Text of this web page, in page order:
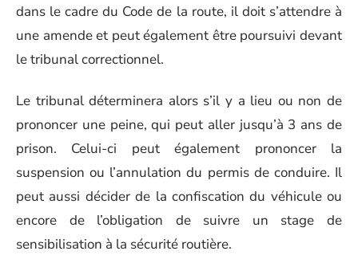
dans le cadre du Code de la route, il doit s’attendre à
une amende et peut également être poursuivi devant
le tribunal correctionnel.
Le tribunal déterminera alors s’il y a lieu ou non de
prononcer une peine, qui peut aller jusqu’à 3 ans de
prison. Celui-ci peut également prononcer la
suspension ou l’annulation du permis de conduire. Il
peut aussi décider de la confiscation du véhicule ou
encore de l’obligation de suivre un stage de
sensibilisation à la sécurité routière.